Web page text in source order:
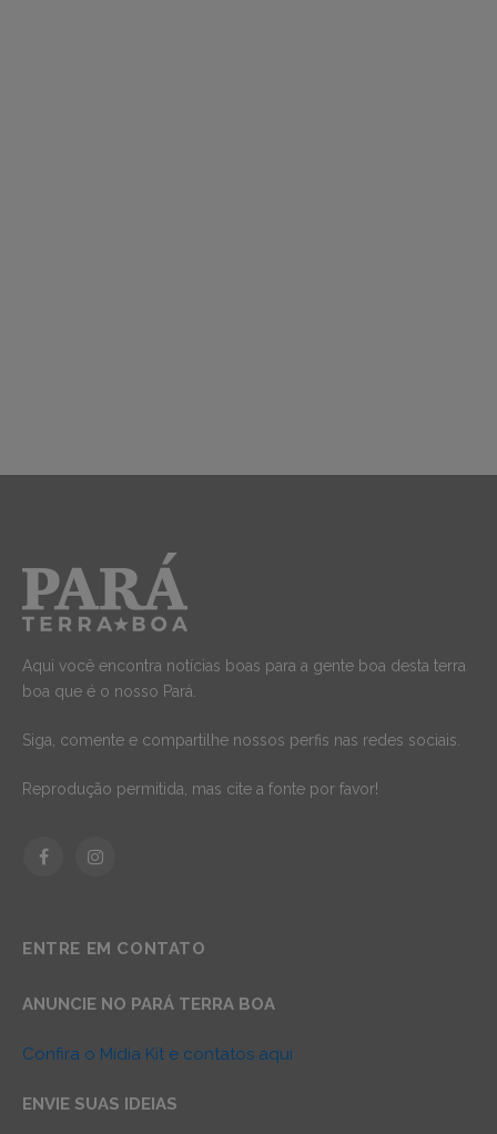
Aqui você encontra notícias boas para a gente boa desta terra
boa que é o nosso Pará.
Siga, comente e compartilhe nossos perfis nas redes sociais.
Reprodução permitida, mas cite a fonte por favor!
FacebookInstagram
ENTRE EM CONTATO
ANUNCIE NO PARÁ TERRA BOA
Confira o Mídia Kit e contatos aqui
ENVIE SUAS IDEIAS